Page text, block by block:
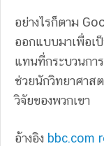
อย่างไรก็ตาม
ออกแบบมาเพื่อเ
แทนที่กระบวนกา
ช่วยนักวิทยาศาส
วิจัยของพวกเขา
อ้างอิง bbc.com